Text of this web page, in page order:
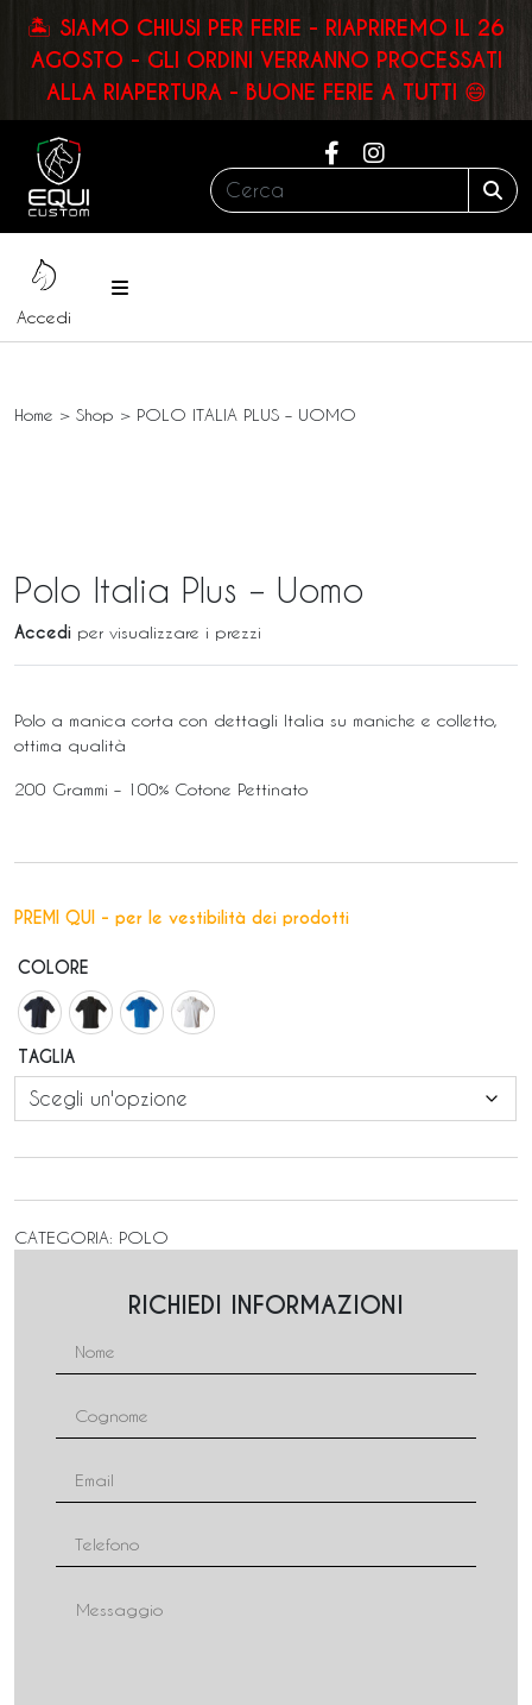
🏝️ SIAMO CHIUSI PER FERIE - RIAPRIREMO IL 26
AGOSTO - GLI ORDINI VERRANNO PROCESSATI
ALLA RIAPERTURA - BUONE FERIE A TUTTI 😄
Cerca:
Accedi
Menu
Home > Shop > POLO ITALIA PLUS – UOMO
Polo Italia Plus – Uomo
Accedi per visualizzare i prezzi
Polo a manica corta con dettagli Italia su maniche e colletto,
ottima qualità
200 Grammi – 100% Cotone Pettinato
PREMI QUI - per le vestibilità dei prodotti
COLORE
TAGLIA
CATEGORIA: POLO
RICHIEDI INFORMAZIONI